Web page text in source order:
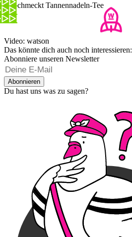
So schmeckt Tannennadeln-Tee
Video: watson
Das könnte dich auch noch interessieren:
Abonniere unseren Newsletter
Abonnieren
Du hast uns was zu sagen?